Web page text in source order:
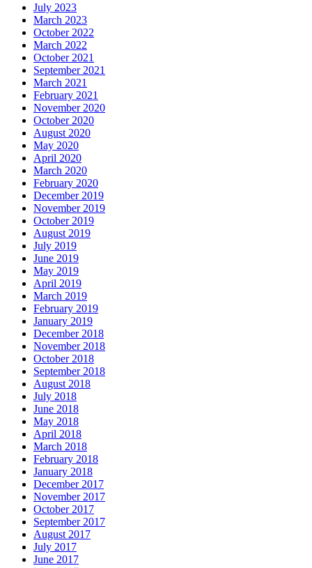
July 2023
March 2023
October 2022
March 2022
October 2021
September 2021
March 2021
February 2021
November 2020
October 2020
August 2020
May 2020
April 2020
March 2020
February 2020
December 2019
November 2019
October 2019
August 2019
July 2019
June 2019
May 2019
April 2019
March 2019
February 2019
January 2019
December 2018
November 2018
October 2018
September 2018
August 2018
July 2018
June 2018
May 2018
April 2018
March 2018
February 2018
January 2018
December 2017
November 2017
October 2017
September 2017
August 2017
July 2017
June 2017